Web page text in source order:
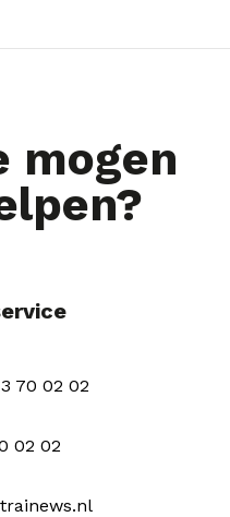
mogen
70 02 02
02 02